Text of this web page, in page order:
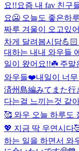
요!!요즘 내 fav 친구
요🥶 오늘도 좋은하
짜루 겨울이 오고있
차게 달려봅시담
대하는 내내 와우들
일이 왔어요!!☘️ 주말
와우들❤️내일이 너
済州島編みてまた
다는걸 느끼는것 같
🥰 와우 오늘 하루도
💖 지금 딱 우연시다
하는 일을 하면서 와